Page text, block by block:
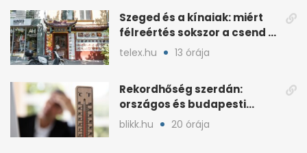
Szeged és a kínaiak: miért
félreértés sokszor a csend a
hétköznapokban?
telex.hu 13 órája
Rekordhőség szerdán:
országos és budapesti
melegcsúcsok dőltek meg
blikk.hu 20 órája